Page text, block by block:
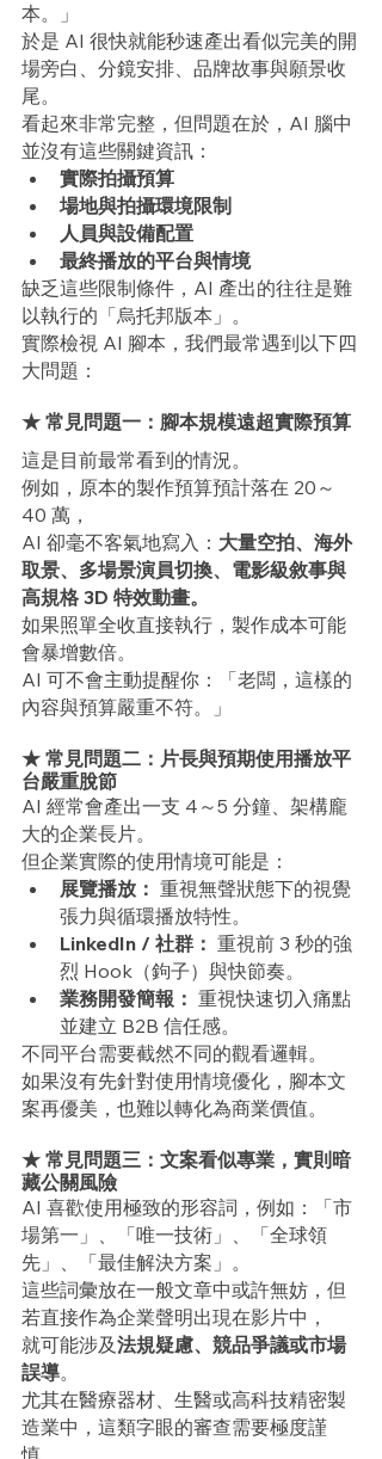
本。」
於是 AI 很快就能秒速產出看似完美的開
場旁白、分鏡安排、品牌故事與願景收
尾。
看起來非常完整，但問題在於，AI 腦中
並沒有這些關鍵資訊：
實際拍攝預算
場地與拍攝環境限制
人員與設備配置
最終播放的平台與情境
缺乏這些限制條件，AI 產出的往往是難
以執行的「烏托邦版本」。
實際檢視 AI 腳本，我們最常遇到以下四
大問題：
★ 常見問題一：腳本規模遠超實際預算
這是目前最常看到的情況。
例如，原本的製作預算預計落在 20～
40 萬，
AI 卻毫不客氣地寫入： 大量空拍、海外
取景、多場景演員切換、電影級敘事與
高規格 3D 特效動畫。
如果照單全收直接執行，製作成本可能
會暴增數倍。
AI 可不會主動提醒你：「老闆，這樣的
內容與預算嚴重不符。」
★ 常見問題二：片長與預期使用播放平
台嚴重脫節
AI 經常會產出一支 4～5 分鐘、架構龐
大的企業長片。
但企業實際的使用情境可能是：
展覽播放： 重視無聲狀態下的視覺
張力與循環播放特性。
LinkedIn / 社群： 重視前 3 秒的強
烈 Hook（鉤子）與快節奏。
業務開發簡報： 重視快速切入痛點
並建立 B2B 信任感。
不同平台需要截然不同的觀看邏輯。
如果沒有先針對使用情境優化，腳本文
案再優美，也難以轉化為商業價值。
★ 常見問題三：文案看似專業，實則暗
藏公關風險
AI 喜歡使用極致的形容詞，例如：「市
場第一」、「唯一技術」、「全球領
先」、「最佳解決方案」。
這些詞彙放在一般文章中或許無妨，但
若直接作為企業聲明出現在影片中，
就可能涉及法規疑慮、競品爭議或市場
誤導。
尤其在醫療器材、生醫或高科技精密製
造業中，這類字眼的審查需要極度謹
慎。